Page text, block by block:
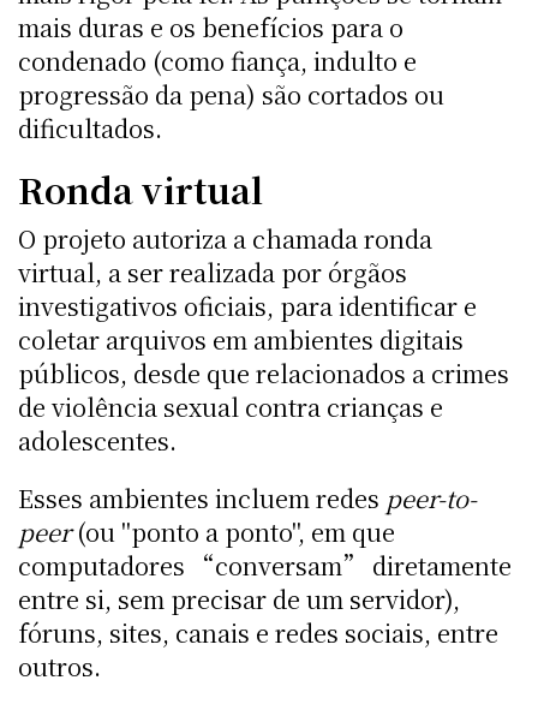
mais duras e os benefícios para o
condenado (como fiança, indulto e
progressão da pena) são cortados ou
dificultados.
Ronda virtual
O projeto autoriza a chamada ronda
virtual, a ser realizada por órgãos
investigativos oficiais, para identificar e
coletar arquivos em ambientes digitais
públicos, desde que relacionados a crimes
de violência sexual contra crianças e
adolescentes.
Esses ambientes incluem redes peer-to-
peer(ou "ponto a ponto", em que
computadores “conversam” diretamente
entre si, sem precisar de um servidor),
fóruns, sites, canais e redes sociais, entre
outros.